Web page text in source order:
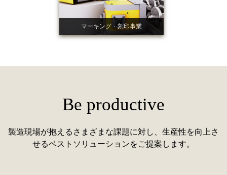
マーキング・刻印事業
Be productive
製造現場が抱えるさまざまな課題に対し、生産性を向上さ
せるベストソリューションをご提案します。